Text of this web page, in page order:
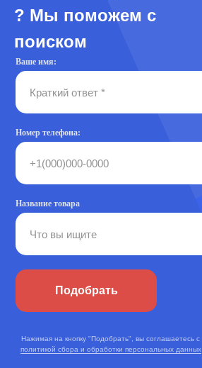
? Мы поможем с
поиском
Ваше имя:
Номер телефона:
Название товара
Подобрать
Нажимая на кнопку "Подобрать", вы соглашаетесь с
политикой сбора и обработки персональных данных